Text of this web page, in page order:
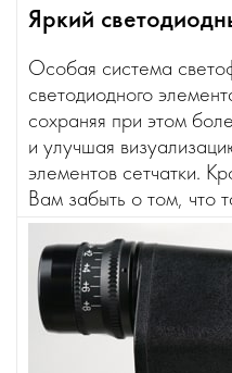
Яркий
Особая система
светодиодного
сохраняя при этом
и улучшая
элементов сетчатки.
Вам забыть о том, что